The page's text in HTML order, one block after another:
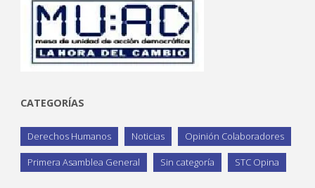
CATEGORÍAS
Derechos Humanos Noticias Opinión Colaboradores
Primera Asamblea General Sin categoría STC Opina